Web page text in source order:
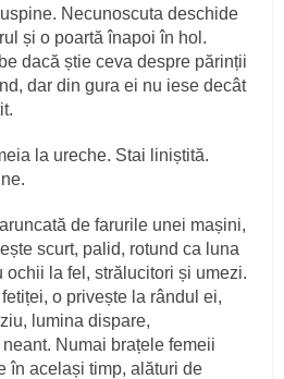
Necunoscuta deschide
și o poartă înapoi în hol.
dacă știe ceva despre părinții
dar din gura ei nu iese decât
la ureche. Stai liniștită.
de farurile unei mașini,
scurt, palid, rotund ca luna
ochii la fel, strălucitori și umezi.
o privește la rândul ei,
lumina dispare,
Numai brațele femeii
în același timp, alături de